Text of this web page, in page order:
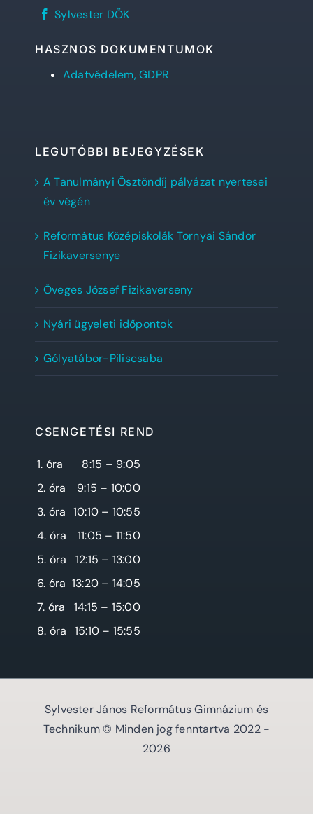
diáklapja
Sylvester
DÖK
oldala
Sylvester DÖK
HASZNOS DOKUMENTUMOK
Adatvédelem, GDPR
LEGUTÓBBI BEJEGYZÉSEK
A Tanulmányi Ösztöndíj pályázat nyertesei
év végén
Református Középiskolák Tornyai Sándor
Fizikaversenye
Öveges József Fizikaverseny
Nyári ügyeleti időpontok
Gólyatábor-Piliscsaba
CSENGETÉSI REND
1. óra
8:15 – 9:05
2. óra
9:15 – 10:00
3. óra 10:10 – 10:55
4. óra
11:05 – 11:50
5. óra
12:15 – 13:00
6. óra 13:20 – 14:05
7. óra
14:15 – 15:00
8. óra
15:10 – 15:55
Sylvester János Református Gimnázium és
Technikum © Minden jog fenntartva 2022 -
2026